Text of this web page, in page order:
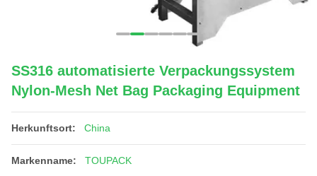
SS316 automatisierte Verpackungssystem
Nylon-Mesh Net Bag Packaging Equipment
Herkunftsort: China
Markenname: TOUPACK